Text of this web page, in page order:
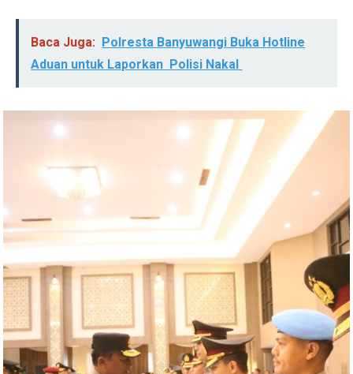
Baca Juga: Polresta Banyuwangi Buka Hotline
Aduan untuk Laporkan Polisi Nakal